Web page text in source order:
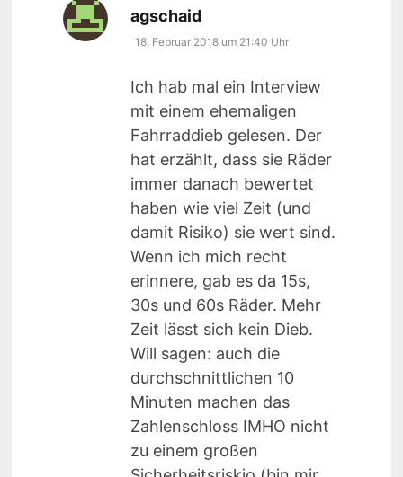
agschaidsagt:
18. Februar 2018 um 21:40 Uhr
Ich hab mal ein Interview
mit einem ehemaligen
Fahrraddieb gelesen. Der
hat erzählt, dass sie Räder
immer danach bewertet
haben wie viel Zeit (und
damit Risiko) sie wert sind.
Wenn ich mich recht
erinnere, gab es da 15s,
30s und 60s Räder. Mehr
Zeit lässt sich kein Dieb.
Will sagen: auch die
durchschnittlichen 10
Minuten machen das
Zahlenschloss IMHO nicht
zu einem großen